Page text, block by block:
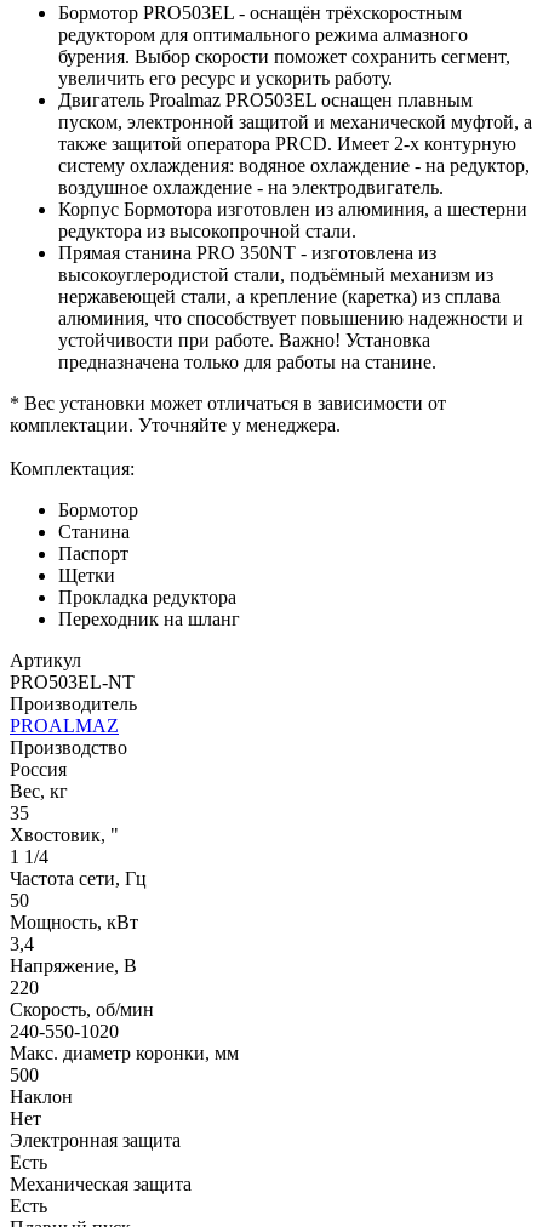
Бормотор PRO503EL - оснащён трёхскоростным
редуктором для оптимального режима алмазного
бурения. Выбор скорости поможет сохранить сегмент,
увеличить его ресурс и ускорить работу.
Двигатель Proalmaz PRO503EL оснащен плавным
пуском, электронной защитой и механической муфтой, а
также защитой оператора PRCD. Имеет 2-х контурную
систему охлаждения: водяное охлаждение - на редуктор,
воздушное охлаждение - на электродвигатель.
Корпус Бормотора изготовлен из алюминия, а шестерни
редуктора из высокопрочной стали.
Прямая станина PRO 350NT - изготовлена из
высокоуглеродистой стали, подъёмный механизм из
нержавеющей стали, а крепление (каретка) из сплава
алюминия, что способствует повышению надежности и
устойчивости при работе. Важно! Установка
предназначена только для работы на станине.
* Вес установки может отличаться в зависимости от
комплектации. Уточняйте у менеджера.
Комплектация:
Бормотор
Станина
Паспорт
Щетки
Прокладка редуктора
Переходник на шланг
Артикул
PRO503EL-NT
Производитель
PROALMAZ
Производство
Россия
Вес, кг
35
Хвостовик, "
1 1/4
Частота сети, Гц
50
Мощность, кВт
3,4
Напряжение, В
220
Скорость, об/мин
240-550-1020
Макс. диаметр коронки, мм
500
Наклон
Нет
Электронная защита
Есть
Механическая защита
Есть